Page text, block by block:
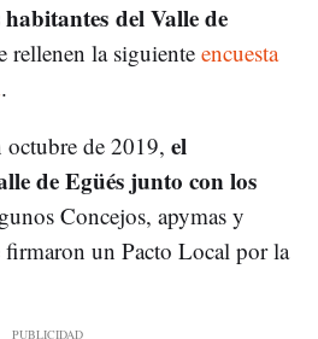
habitantes del Valle de
rellenen la siguiente encuesta
.
octubre de 2019, el
de Egüés junto con los
Concejos, apymas y
firmaron un Pacto Local por la